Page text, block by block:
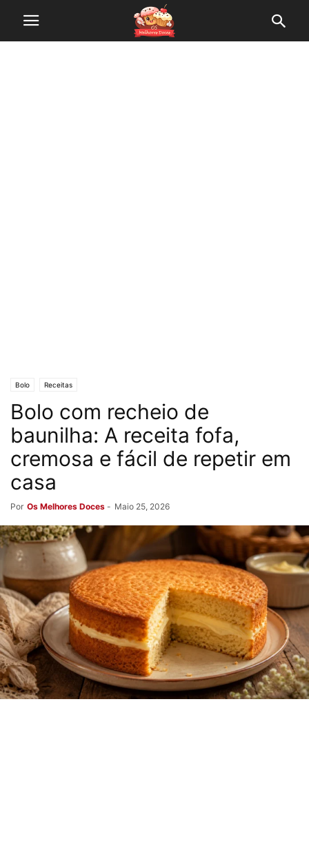
Bolo Receitas
Bolo com recheio de
baunilha: A receita fofa,
cremosa e fácil de repetir em
casa
Por Os Melhores Doces - Maio 25, 2026